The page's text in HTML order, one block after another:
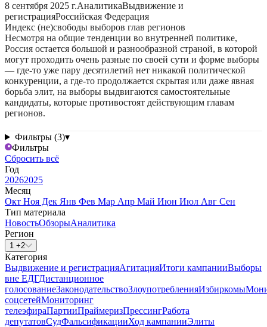
8 сентября 2025 г.АналитикаВыдвижение и
регистрацияРоссийская Федерация
Индекс (не)свободы выборов глав регионов
Несмотря на общие тенденции во внутренней политике,
Россия остается большой и разнообразной страной, в которой
могут проходить очень разные по своей сути и форме выборы
— где-то уже пару десятилетий нет никакой политической
конкуренции, а где-то продолжается скрытая или даже явная
борьба элит, на выборы выдвигаются самостоятельные
кандидаты, которые противостоят действующим главам
регионов.
Фильтры (3)▾
Фильтры
Сбросить всё
Год
20262025
Месяц
Окт Ноя Дек Янв Фев Мар Апр Май Июн Июл Авг Сен
Тип материала
НовостьОбзорыАналитика
Регион
1 +2
Категория
Выдвижение и регистрацияАгитацияИтоги кампанииВыборы
вне ЕДГДистанционное
голосованиеЗаконодательствоЗлоупотребленияИзбиркомы
соцсетейМониторинг
телеэфираПартииПраймеризПрессингРабота
депутатовСудФальсификацииХод кампанииЭлиты